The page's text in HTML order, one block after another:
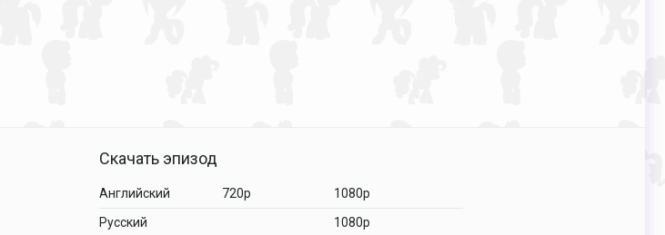
Скачать эпизод
Английский 720p
1080p
Русский
1080p